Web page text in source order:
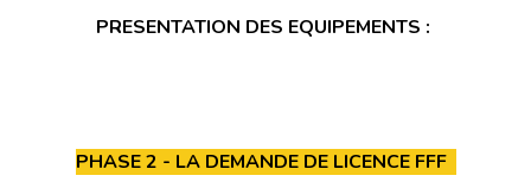
PRESENTATION DES EQUIPEMENTS :
PHASE 2 - LA DEMANDE DE LICENCE FFF